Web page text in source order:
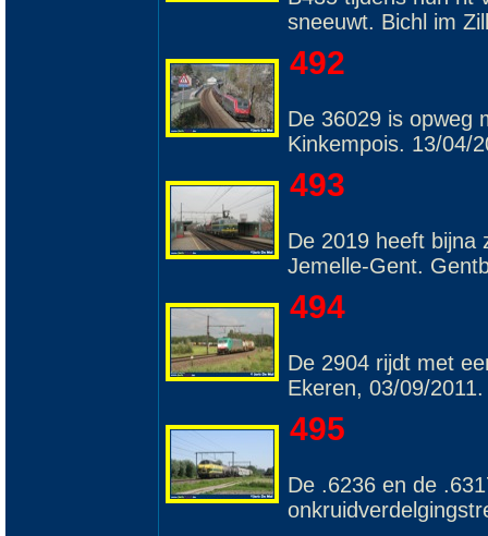
sneeuwt. Bichl im
492
De 36029 is opweg
Kinkempois. 13/04/
493
De 2019 heeft bijna
Jemelle-Gent.
494
De 2904 rijdt met
Ekeren, 03/09/2011.
495
De .6236 en de